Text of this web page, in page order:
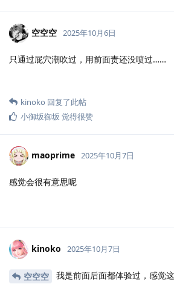
空空空 2025年10月6日
只通过屁穴潮吹过，用前面责还没喷过……
kinoko 回复了此帖
小御坂御坂 觉得很赞
maoprime 2025年10月7日
感觉会很有意思呢
kinoko 2025年10月7日
空空空
我是前面后面都体验过，感觉